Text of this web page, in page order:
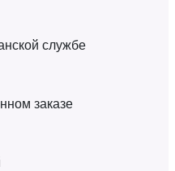
службе
заказе